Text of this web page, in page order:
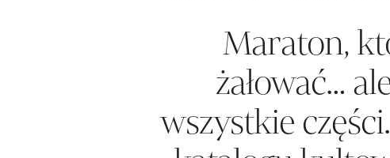
Maraton,
żałować…
wszystkie